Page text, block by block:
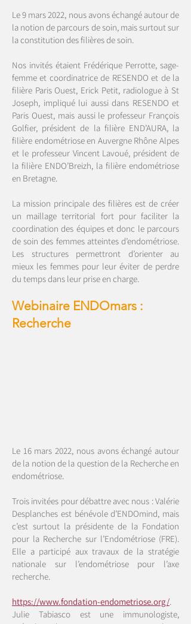
Le 9 mars 2022, nous avons échangé autour de
la notion de parcours de soin, mais surtout sur
la constitution des filières de soin.
Nos invités étaient Frédérique Perrotte, sage-
femme et coordinatrice de RESENDO et de la
filière Paris Ouest, Erick Petit, radiologue à St
Joseph, impliqué lui aussi dans RESENDO et
Paris Ouest, mais aussi le professeur François
Golfier, président de la filière END’AURA, la
filière endométriose en Auvergne Rhône Alpes
et le professeur Vincent Lavoué, président de
la filière ENDO’Breizh, la filière endométriose
en Bretagne.
La mission principale des filières est de créer
un maillage territorial fort pour faciliter la
coordination des équipes et donc le parcours
de soin des femmes atteintes d’endométriose.
Les structures permettront d’orienter au
mieux les femmes pour leur éviter de perdre
du temps dans leur prise en charge.
Webinaire ENDOmars :
Recherche
Le 16 mars 2022, nous avons échangé autour
de la notion de la question de la Recherche en
endométriose.
Trois invitées pour débattre avec nous : Valérie
Desplanches est bénévole d’ENDOmind, mais
c’est surtout la présidente de la Fondation
pour la Recherche sur l’Endométriose (FRE).
Elle a participé aux travaux de la stratégie
nationale sur l’endométriose pour l’axe
recherche.
https://www.fondation-endometriose.org/.
Julie Tabiasco est une immunologiste,